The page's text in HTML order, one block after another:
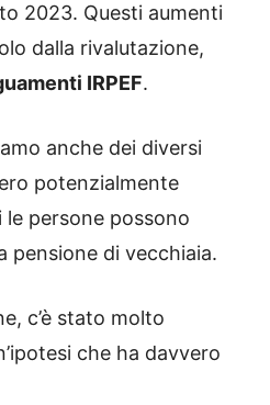
2023. Questi aumenti
dalla rivalutazione,
IRPEF.
anche dei diversi
potenzialmente
le persone possono
pensione di vecchiaia.
c’è stato molto
che ha davvero